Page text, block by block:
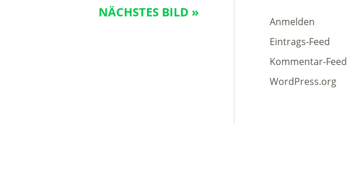
NÄCHSTES BILD »
Anmelden
Eintrags-Feed
Kommentar-Feed
WordPress.org